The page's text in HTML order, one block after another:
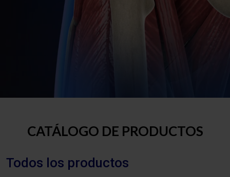
CATÁLOGO DE PRODUCTOS
Todos los productos